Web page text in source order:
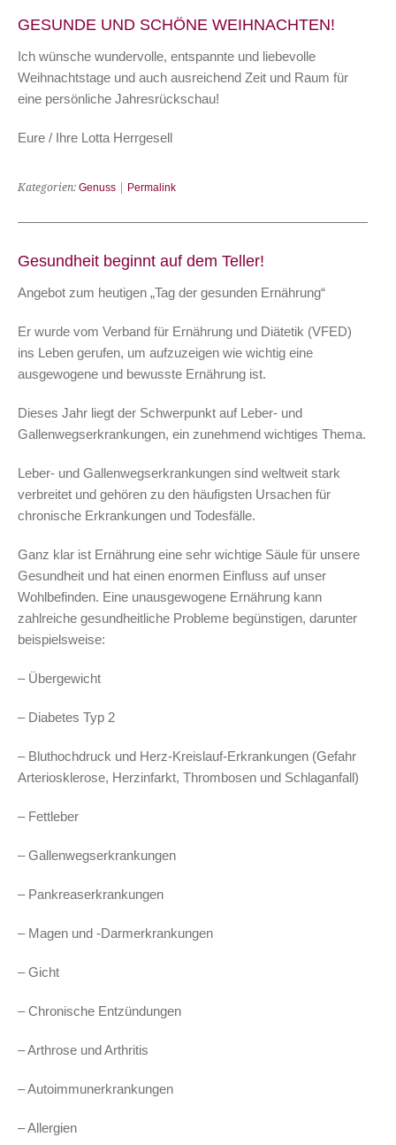
GESUNDE UND SCHÖNE WEIHNACHTEN!
Ich wünsche wundervolle, entspannte und liebevolle
Weihnachtstage und auch ausreichend Zeit und Raum für
eine persönliche Jahresrückschau!
Eure / Ihre Lotta Herrgesell
Kategorien: Genuss Permalink
Gesundheit beginnt auf dem Teller!
Angebot zum heutigen „Tag der gesunden Ernährung“
Er wurde vom Verband für Ernährung und Diätetik (VFED)
ins Leben gerufen, um aufzuzeigen wie wichtig eine
ausgewogene und bewusste Ernährung ist.
Dieses Jahr liegt der Schwerpunkt auf Leber- und
Gallenwegserkrankungen, ein zunehmend wichtiges Thema.
Leber- und Gallenwegserkrankungen sind weltweit stark
verbreitet und gehören zu den häufigsten Ursachen für
chronische Erkrankungen und Todesfälle.
Ganz klar ist Ernährung eine sehr wichtige Säule für unsere
Gesundheit und hat einen enormen Einfluss auf unser
Wohlbefinden. Eine unausgewogene Ernährung kann
zahlreiche gesundheitliche Probleme begünstigen, darunter
beispielsweise:
– Übergewicht
– Diabetes Typ 2
– Bluthochdruck und Herz-Kreislauf-Erkrankungen (Gefahr
Arteriosklerose, Herzinfarkt, Thrombosen und Schlaganfall)
– Fettleber
– Gallenwegserkrankungen
– Pankreaserkrankungen
– Magen und -Darmerkrankungen
– Gicht
– Chronische Entzündungen
– Arthrose und Arthritis
– Autoimmunerkrankungen
– Allergien